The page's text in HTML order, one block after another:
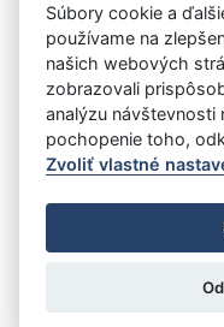
Návrat späť
Vystavil: Úrad práce,
Úrad vlády SR
-
Prehlásenie o
Nastavenia cookies
: Aglo
Súbory cookie a
používame na
našich webových
zobrazovali
analýzu návštevnosti
pochopenie toho,
Zvoliť vlastné